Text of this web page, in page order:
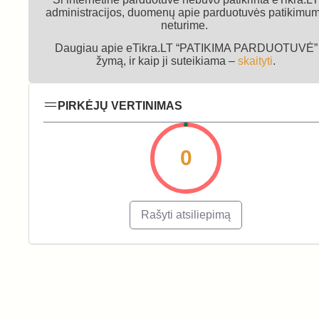
administracijos, duomenų apie parduotuvės
neturime.
Daugiau apie eTikra.LT “PATIKIMA PARDUOTUVĖ”
žymą, ir kaip ji suteikiama – skaityti.
PIRKĖJŲ VERTINIMAS
0
Rašyti atsiliepimą